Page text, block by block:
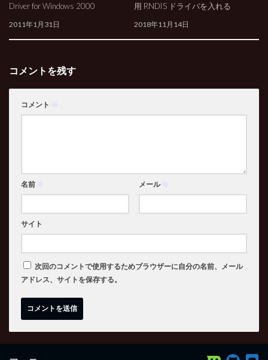
Driver for Windows 2000
2011年1月31日
用 RNDIS ドライバを入れる
2018年11月14日
コメントを残す
コメント ※
名前 ※ メール ※
サイト
次回のコメントで使用するためブラウザーに自分の名前、メール
アドレス、サイトを保存する。